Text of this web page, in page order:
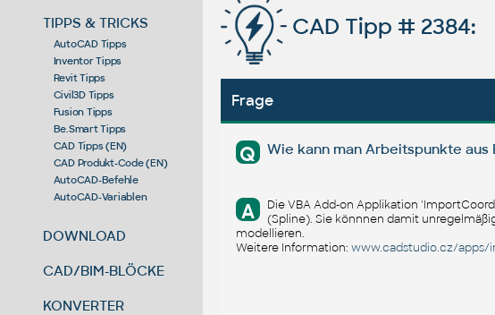
TIPPS & TRICKS
AutoCAD Tipps
Inventor Tipps
Revit Tipps
Civil3D Tipps
Fusion Tipps
Be.Smart Tipps
CAD Tipps (EN)
CAD Produkt-Code (EN)
AutoCAD-Befehle
AutoCAD-Variablen
DOWNLOAD
CAD/BIM-BLÖCKE
KONVERTER
CAD Tipp # 2384:
Frage
Q Wie kann man Arbeitspunkte aus
A
Die VBA Add-on Applikation
(Spline). Sie könnnen damit
modellieren.
Weitere Information: www.cadstudio.cz/apps/